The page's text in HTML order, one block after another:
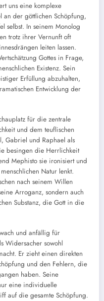
uns eine komplexe
an der göttlichen Schöpfung,
selbst. In seinem Monolog
trotz ihrer Vernunft oft
leiten lassen.
Gottes in Frage,
Existenz. Sein
Erfüllung abzuhalten,
Entwicklung der
für die zentrale
und dem teuflischen
Gabriel und Raphael als
besingen die Herrlichkeit
Mephisto sie ironisiert und
Natur lenkt.
nach seinem Willen
Arroganz, sondern auch
Substanz, die Gott in die
und anfällig für
Widersacher sowohl
Er zieht einen direkten
und den Fehlern, die
haben. Seine
eine individuelle
auf die gesamte Schöpfung.